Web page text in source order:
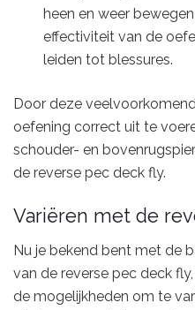
heen en weer
effectiviteit van de
leiden tot blessures.
Door deze
oefening correct uit te
schouder- en
de reverse pec deck fly.
Variëren met de
Nu je bekend bent met de
van de reverse pec deck
de mogelijkheden om te